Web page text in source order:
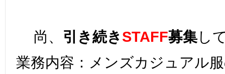
尚、 引き続きSTAFF募集し
業務内容：メンズカジュアル